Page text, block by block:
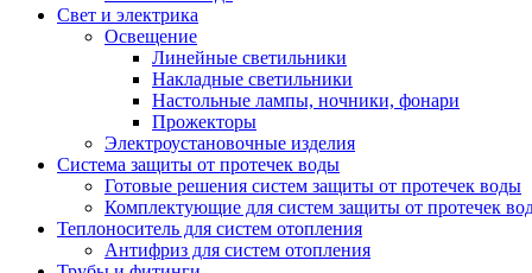
Свет и электрика
Освещение
Линейные светильники
Накладные светильники
Настольные лампы, ночники, фонари
Прожекторы
Электроустановочные изделия
Система защиты от протечек воды
Готовые решения систем защиты от протечек воды
Комплектующие для систем защиты от протечек
Теплоноситель для систем отопления
Антифриз для систем отопления